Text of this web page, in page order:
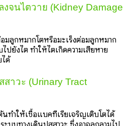
งจนไตวาย (Kidney Damage
มลูกหมากโตหรือมะเร็งต่อมลูกหมาก
ปยังไต ทำให้ไตเกิดความเสียหาย
ได้
สาวะ (Urinary Tract
นทำให้เชื้อแบคทีเรียเจริญเติบโตได้